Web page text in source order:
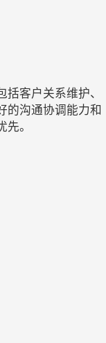
客户关系维护、
的沟通协调能力和
。